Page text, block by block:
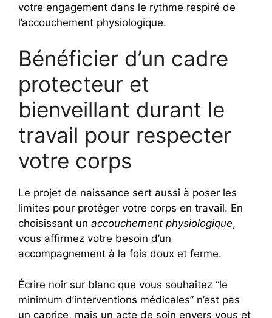
votre engagement dans le rythme respiré de
l’accouchement physiologique.
Bénéficier d’un cadre
protecteur et
bienveillant durant le
travail pour respecter
votre corps
Le projet de naissance sert aussi à poser les
limites pour protéger votre corps en travail. En
choisissant un accouchement physiologique,
vous affirmez votre besoin d’un
accompagnement à la fois doux et ferme.
Écrire noir sur blanc que vous souhaitez “le
minimum d’interventions médicales” n’est pas
un caprice, mais un acte de soin envers vous et